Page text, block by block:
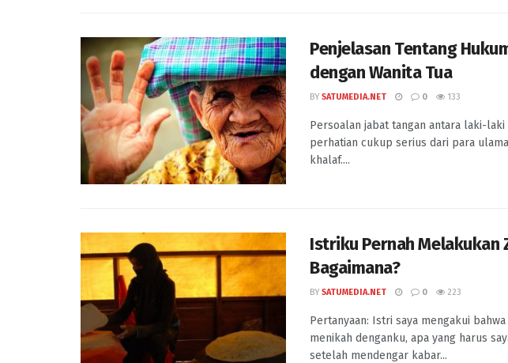
Penjelasan Tentang
dengan Wanita Tua
BY SATUMEDIA.NET 0 133
Persoalan jabat tangan antara laki-
perhatian cukup serius dari para
khalaf....
Istriku Pernah Melakukan
Bagaimana?
BY SATUMEDIA.NET 0 223
Pertanyaan: Istri saya mengakui
menikah denganku, apa yang harus
setelah mendengar kabar...